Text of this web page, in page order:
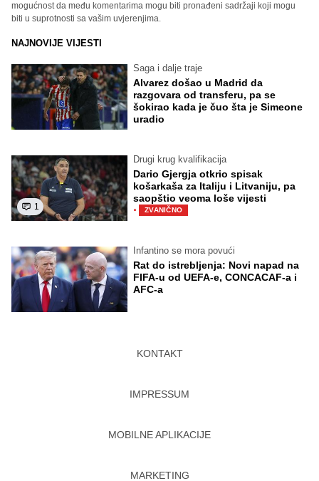
mogućnost da među komentarima mogu biti pronađeni sadržaji koji mogu
biti u suprotnosti sa vašim uvjerenjima.
NAJNOVIJE VIJESTI
Saga i dalje traje
Alvarez došao u Madrid da
razgovara od transferu, pa se
šokirao kada je čuo šta je Simeone
uradio
1
Drugi krug kvalifikacija
Dario Gjergja otkrio spisak
košarkaša za Italiju i Litvaniju, pa
saopštio veoma loše vijesti
· ZVANIČNO
Infantino se mora povući
Rat do istrebljenja: Novi napad na
FIFA-u od UEFA-e, CONCACAF-a i
AFC-a
KONTAKT
IMPRESSUM
MOBILNE APLIKACIJE
MARKETING